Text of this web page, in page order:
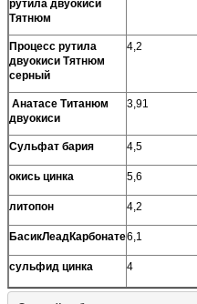
рутила двуокиси
Тятнюм
Процесс рутила
двуокиси Тятнюм
серный
4,2
Анатасе Титанюм
двуокиси
3,91
Сульфат бария 4,5
окись цинка 5,6
литопон 4,2
БасикЛеадКарбонате6,1
сульфид цинка 4